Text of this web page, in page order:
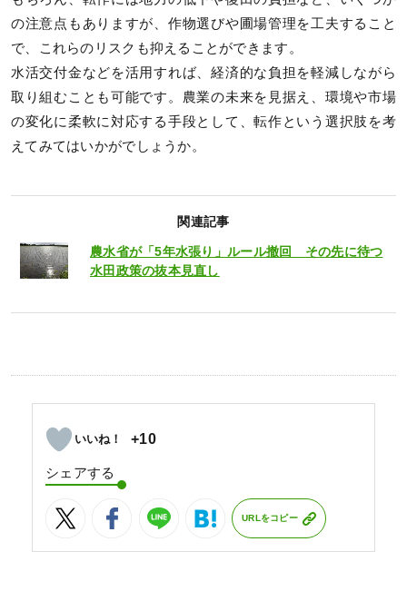
の注意点もありますが、作物選びや圃場管理を工夫すること
で、これらのリスクも抑えることができます。
水活交付金などを活用すれば、経済的な負担を軽減しながら
取り組むことも可能です。農業の未来を見据え、環境や市場
の変化に柔軟に対応する手段として、転作という選択肢を考
えてみてはいかがでしょうか。
関連記事
農水省が「5年水張り」ルール撤回 その先に待つ
水田政策の抜本見直し
+10
シェアする
URLをコピー